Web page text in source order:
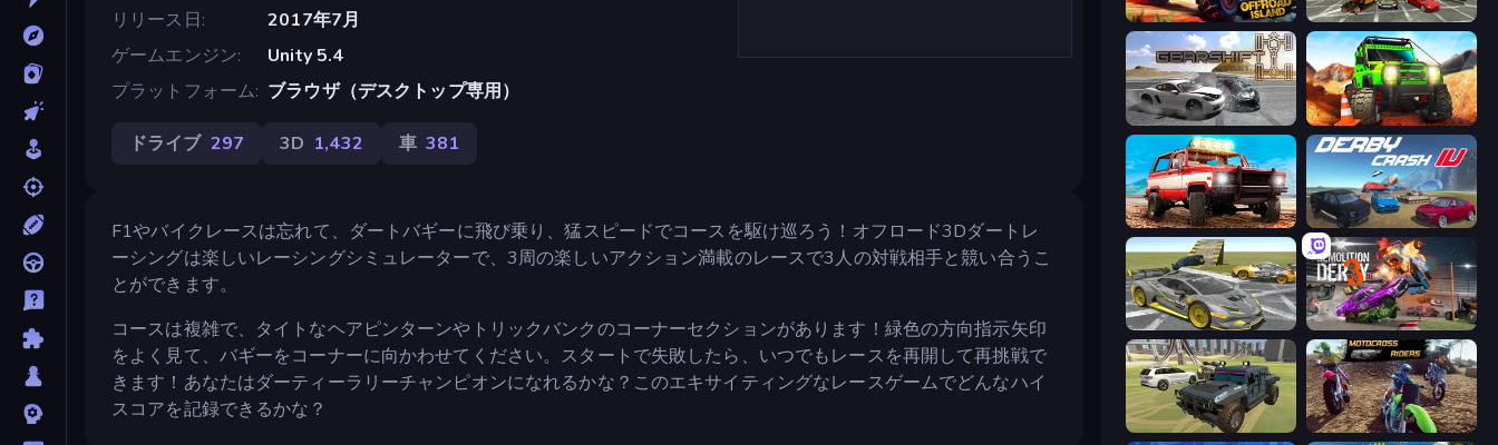
リリース日
2017年7月
ゲームエンジン
Unity 5.4
プラットフォーム ブラウザ（デスクトップ専用）
ドライブ 297 3D 1,432 車 381
F1やバイクレースは忘れて、ダートバギーに飛び乗り、猛スピードでコースを駆け巡ろう！オフロード3Dダートレ
ーシングは楽しいレーシングシミュレーターで、3周の楽しいアクション満載のレースで3人の対戦相手と競い合うこ
とができます。
コースは複雑で、タイトなヘアピンターンやトリックバンクのコーナーセクションがあります！緑色の方向指示矢印
をよく見て、バギーをコーナーに向かわせてください。スタートで失敗したら、いつでもレースを再開して再挑戦で
きます！あなたはダーティーラリーチャンピオンになれるかな？このエキサイティングなレースゲームでどんなハイ
スコアを記録できるかな？
Offroad Island Evolution Factor
Gearshift One Offroad Life 3D
Offroad Masters Challenge Derby Crash 4
Wrong Way Demolition Derby 3
4x4 Offroader MotoCross Riders